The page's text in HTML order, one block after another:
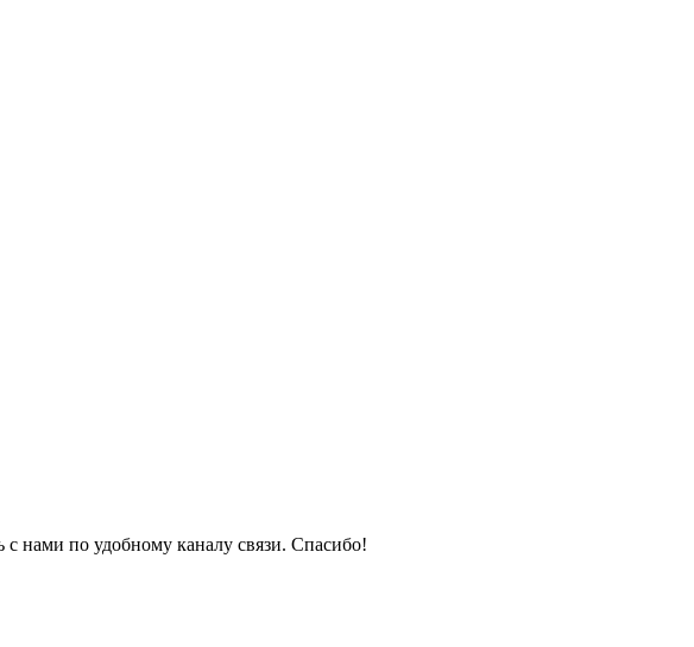
с нами по удобному каналу связи. Спасибо!